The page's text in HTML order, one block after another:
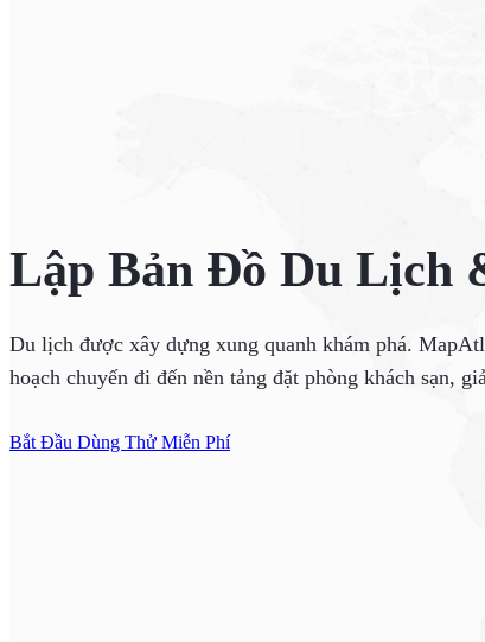
Lập Bản Đồ Du Lịch
Du lịch được xây dựng xung quanh khám phá.
hoạch chuyến đi đến nền tảng đặt phòng khách sạn,
Bắt Đầu Dùng Thử Miễn Phí